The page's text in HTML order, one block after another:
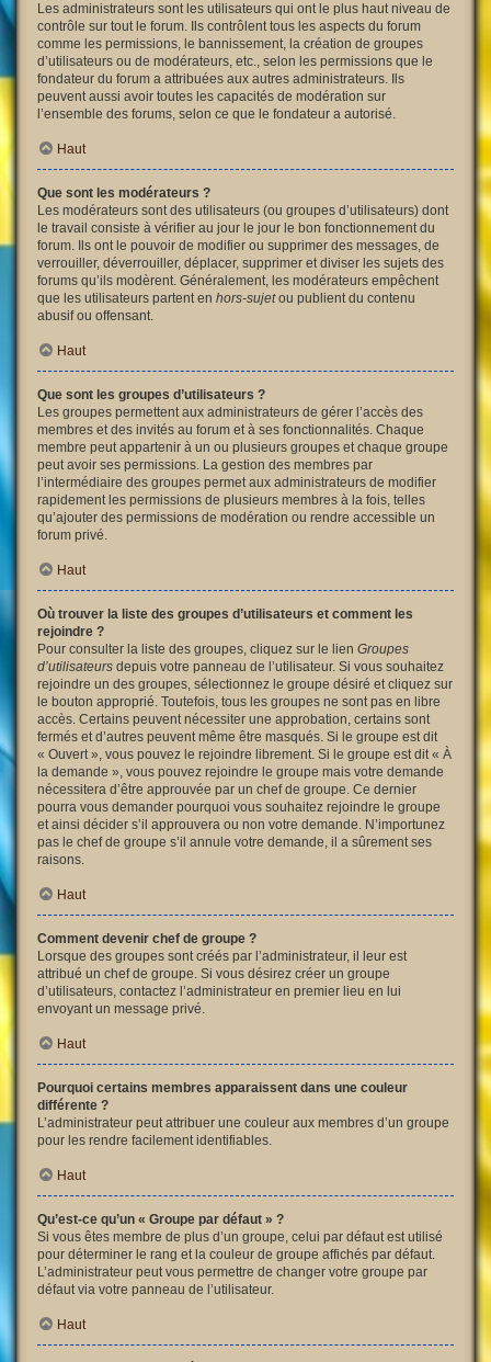
Les administrateurs sont les utilisateurs qui ont le plus haut niveau de
contrôle sur tout le forum. Ils contrôlent tous les aspects du forum
comme les permissions, le bannissement, la création de groupes
d’utilisateurs ou de modérateurs, etc., selon les permissions que le
fondateur du forum a attribuées aux autres administrateurs. Ils
peuvent aussi avoir toutes les capacités de modération sur
l’ensemble des forums, selon ce que le fondateur a autorisé.
Haut
Que sont les modérateurs ?
Les modérateurs sont des utilisateurs (ou groupes d’utilisateurs) dont
le travail consiste à vérifier au jour le jour le bon fonctionnement du
forum. Ils ont le pouvoir de modifier ou supprimer des messages, de
verrouiller, déverrouiller, déplacer, supprimer et diviser les sujets des
forums qu’ils modèrent. Généralement, les modérateurs empêchent
que les utilisateurs partent en hors-sujetou publient du contenu
abusif ou offensant.
Haut
Que sont les groupes d’utilisateurs ?
Les groupes permettent aux administrateurs de gérer l’accès des
membres et des invités au forum et à ses fonctionnalités. Chaque
membre peut appartenir à un ou plusieurs groupes et chaque groupe
peut avoir ses permissions. La gestion des membres par
l’intermédiaire des groupes permet aux administrateurs de modifier
rapidement les permissions de plusieurs membres à la fois, telles
qu’ajouter des permissions de modération ou rendre accessible un
forum privé.
Haut
Où trouver la liste des groupes d’utilisateurs et comment les
rejoindre ?
Pour consulter la liste des groupes, cliquez sur le lien Groupes
d’utilisateurs depuis votre panneau de l’utilisateur. Si vous souhaitez
rejoindre un des groupes, sélectionnez le groupe désiré et cliquez sur
le bouton approprié. Toutefois, tous les groupes ne sont pas en libre
accès. Certains peuvent nécessiter une approbation, certains sont
fermés et d’autres peuvent même être masqués. Si le groupe est dit
« Ouvert », vous pouvez le rejoindre librement. Si le groupe est dit « À
la demande », vous pouvez rejoindre le groupe mais votre demande
nécessitera d’être approuvée par un chef de groupe. Ce dernier
pourra vous demander pourquoi vous souhaitez rejoindre le groupe
et ainsi décider s’il approuvera ou non votre demande. N’importunez
pas le chef de groupe s’il annule votre demande, il a sûrement ses
raisons.
Haut
Comment devenir chef de groupe ?
Lorsque des groupes sont créés par l’administrateur, il leur est
attribué un chef de groupe. Si vous désirez créer un groupe
d’utilisateurs, contactez l’administrateur en premier lieu en lui
envoyant un message privé.
Haut
Pourquoi certains membres apparaissent dans une couleur
différente ?
L’administrateur peut attribuer une couleur aux membres d’un groupe
pour les rendre facilement identifiables.
Haut
Qu’est-ce qu’un « Groupe par défaut » ?
Si vous êtes membre de plus d’un groupe, celui par défaut est utilisé
pour déterminer le rang et la couleur de groupe affichés par défaut.
L’administrateur peut vous permettre de changer votre groupe par
défaut via votre panneau de l’utilisateur.
Haut